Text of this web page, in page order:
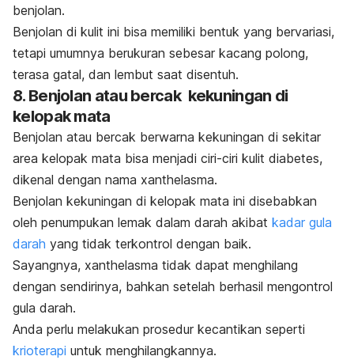
benjolan.
Benjolan di kulit ini bisa memiliki bentuk yang bervariasi,
tetapi umumnya berukuran sebesar kacang polong,
terasa gatal, dan lembut saat disentuh.
8. Benjolan atau bercak kekuningan di
kelopak mata
Benjolan atau bercak berwarna kekuningan di sekitar
area kelopak mata bisa menjadi ciri-ciri kulit diabetes,
dikenal dengan nama xanthelasma.
Benjolan kekuningan di kelopak mata ini disebabkan
oleh penumpukan lemak dalam darah akibat kadar gula
darah yang tidak terkontrol dengan baik.
Sayangnya, xanthelasma tidak dapat menghilang
dengan sendirinya, bahkan setelah berhasil mengontrol
gula darah.
Anda perlu melakukan prosedur kecantikan seperti
krioterapi untuk menghilangkannya.